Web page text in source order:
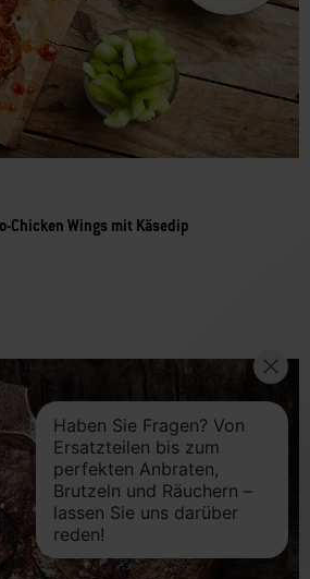
Chicken Wings mit Käsedip